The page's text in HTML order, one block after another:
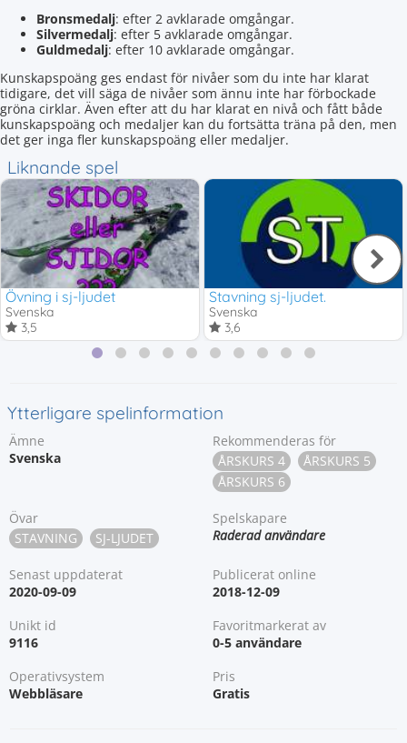
Bronsmedalj: efter 2 avklarade omgångar.
Silvermedalj: efter 5 avklarade omgångar.
Guldmedalj: efter 10 avklarade omgångar.
Kunskapspoäng ges endast för nivåer som du inte har klarat
tidigare, det vill säga de nivåer som ännu inte har förbockade
gröna cirklar. Även efter att du har klarat en nivå och fått både
kunskapspoäng och medaljer kan du fortsätta träna på den, men
det ger inga fler kunskapspoäng eller medaljer.
Liknande spel
Övning i sj-ljudet
Svenska
3,5
Stavning sj-ljudet.
Svenska
3,6
Ytterligare spelinformation
Ämne
Svenska
Rekommenderas för
ÅRSKURS 4
ÅRSKURS 5
ÅRSKURS 6
Övar
STAVNING
SJ-LJUDET
Spelskapare
Raderad användare
Senast uppdaterat
2020-09-09
Publicerat online
2018-12-09
Unikt id
9116
Favoritmarkerat av
0-5 användare
Operativsystem
Webbläsare
Pris
Gratis